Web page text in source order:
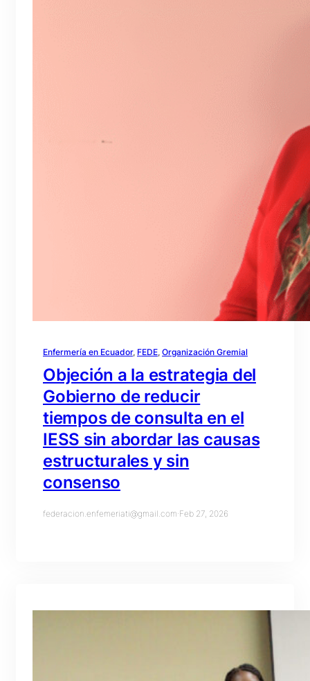
Enfermería en Ecuador, FEDE, Organización Gremial
Objeción a la estrategia del
Gobierno de reducir
tiempos de consulta en el
IESS sin abordar las causas
estructurales y sin
consenso
federacion.enfemeriati@gmail.com·Feb 27, 2026